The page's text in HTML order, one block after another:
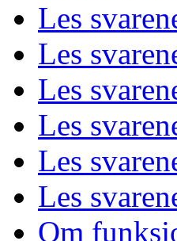
Les
Les
Les
Les
Les
Les
Om